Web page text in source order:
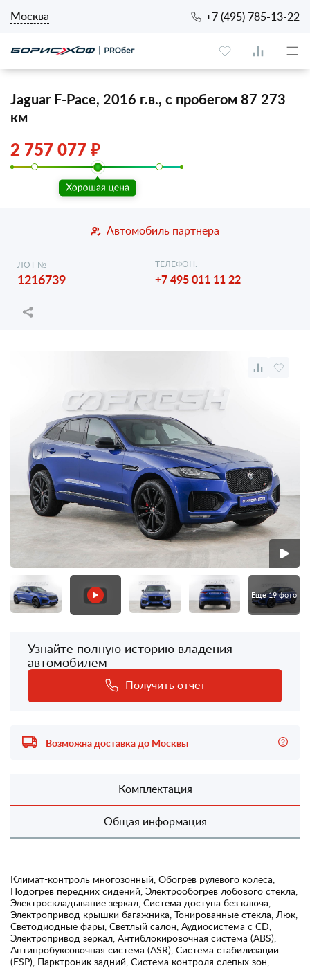
Москва +7 (495) 785-13-22
Jaguar F-Pace, 2016 г.в., с пробегом 87 273
км
2 757 077 ₽
Автомобиль партнера
ЛОТ №
1216739
ТЕЛЕФОН:
+7 495 011 11 22
Еще 19 фото
Узнайте полную историю владения
автомобилем
Получить отчет
Возможна доставка до Москвы
Комплектация
Общая информация
Климат-контроль многозонный, Обогрев рулевого колеса,
Подогрев передних сидений, Электрообогрев лобового стекла,
Электроскладывание зеркал, Система доступа без ключа,
Электропривод крышки багажника, Тонированные стекла, Люк,
Светодиодные фары, Светлый салон, Аудиосистема с CD,
Электропривод зеркал, Антиблокировочная система (ABS),
Антипробуксовочная система (ASR), Система стабилизации
(ESP), Парктроник задний, Система контроля слепых зон,